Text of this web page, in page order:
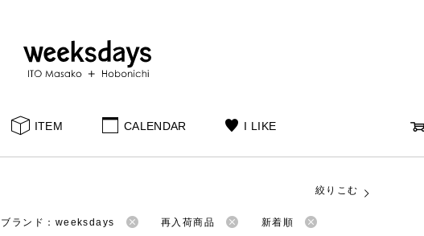
ITEM CALENDAR I LIKE
絞りこむ
ブランド：weeksdays 再入荷商品 新着順